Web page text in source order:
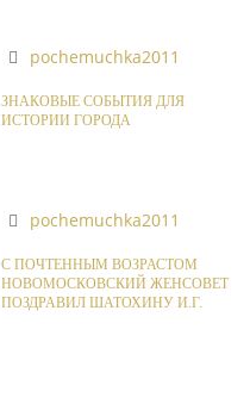
pochemuchka2011
ЗНАКОВЫЕ СОБЫТИЯ ДЛЯ
ИСТОРИИ ГОРОДА
pochemuchka2011
С ПОЧТЕННЫМ ВОЗРАСТОМ
НОВОМОСКОВСКИЙ ЖЕНСОВЕТ
ПОЗДРАВИЛ ШАТОХИНУ И.Г.